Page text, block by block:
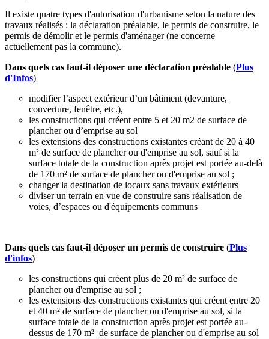
Il existe quatre types d'autorisation d'urbanisme selon la nature des
travaux réalisés : la déclaration préalable, le permis de construire, le
permis de démolir et le permis d'aménager (ne concerne
actuellement pas la commune).
Dans quels cas faut-il déposer une déclaration préalable (Plus
d'Infos)
modifier l’aspect extérieur d’un bâtiment (devanture,
couverture, fenêtre, etc.),
les constructions qui créent entre 5 et 20 m2 de surface de
plancher ou d’emprise au sol
les extensions des constructions existantes créant de 20 à 40
m² de surface de plancher ou d'emprise au sol, sauf si la
surface totale de la construction après projet est portée au-delà
de 170 m² de surface de plancher ou d'emprise au sol ;
changer la destination de locaux sans travaux extérieurs
diviser un terrain en vue de construire sans réalisation de
voies, d’espaces ou d'équipements communs
Dans quels cas faut-il déposer un permis de construire (Plus
d'infos)
les constructions qui créent plus de 20 m² de surface de
plancher ou d'emprise au sol ;
les extensions des constructions existantes qui créent entre 20
et 40 m² de surface de plancher ou d'emprise au sol, si la
surface totale de la construction après projet est portée au-
dessus de 170 m² de surface de plancher ou d'emprise au sol